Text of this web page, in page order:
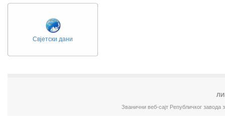
Свјетски дани
Званични веб-сајт Републичког